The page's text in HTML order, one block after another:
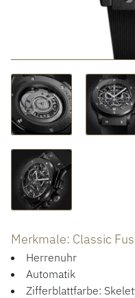
LUXURY DEALS
HOCHZEIT
ACCESSOIRES
ÜBER UNS
Merkmale: Classic
Herrenuhr
Automatik
Zifferblattfarbe: